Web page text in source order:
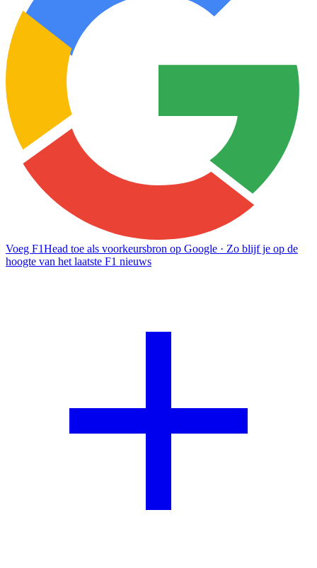
Voeg F1Head toe als voorkeursbron op Google · Zo blijf je op de
hoogte van het laatste F1 nieuws